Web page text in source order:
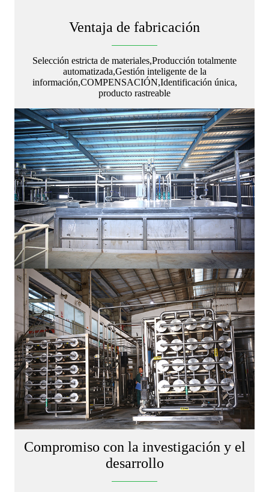
Ventaja de fabricación
Selección estricta de materiales,Producción totalmente
automatizada,Gestión inteligente de la
información,COMPENSACIÓN,Identificación única,
producto rastreable
Compromiso con la investigación y el
desarrollo